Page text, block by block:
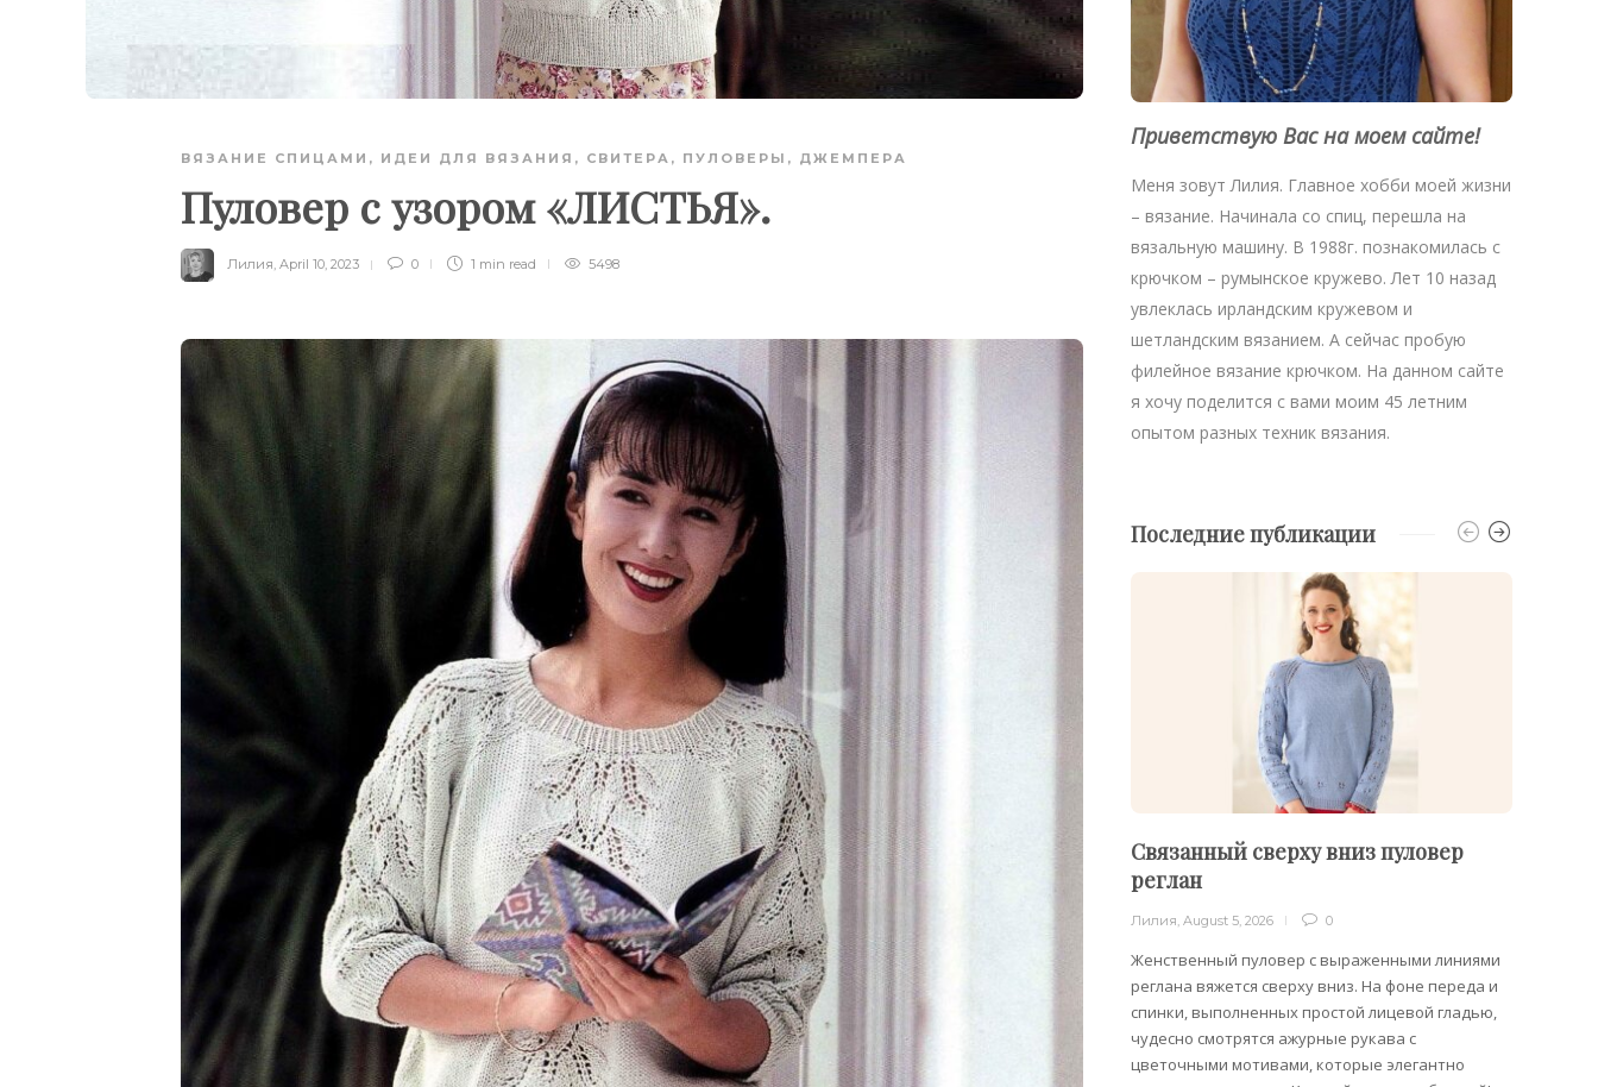
ВЯЗАНИЕ СПИЦАМИ , ИДЕИ ДЛЯ ВЯЗАНИЯ , СВИТЕРА, ПУЛОВЕРЫ, ДЖЕМПЕРА
Пуловер с узором «ЛИСТЬЯ».
Лилия, April 10, 2023 0 1 min read 5498
Приветствую Вас на моем сайте!
Меня зовут Лилия. Главное хобби моей жизни
– вязание. Начинала со спиц, перешла на
вязальную машину. В 1988г. познакомилась с
крючком – румынское кружево. Лет 10 назад
увлеклась ирландским кружевом и
шетландским вязанием. А сейчас пробую
филейное вязание крючком. На данном сайте
я хочу поделится с вами моим 45 летним
опытом разных техник вязания.
Последние публикации
Связанный сверху вниз пуловер
реглан
Лилия ,August 5, 2026 0
Женственный пуловер с выраженными линиями
реглана вяжется сверху вниз. На фоне переда и
спинки, выполненных простой лицевой гладью,
чудесно смотрятся ажурные рукава с
цветочными мотивами, которые элегантно